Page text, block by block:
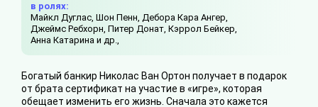
в ролях:
Майкл Дуглас, Шон Пенн, Дебора Кара Ангер,
Джеймс Ребхорн, Питер Донат, Кэррол Бейкер,
Анна Катарина и др.,
Богатый банкир Николас Ван Ортон получает в подарок
от брата сертификат на участие в «игре», которая
обещает изменить его жизнь. Сначала это кажется